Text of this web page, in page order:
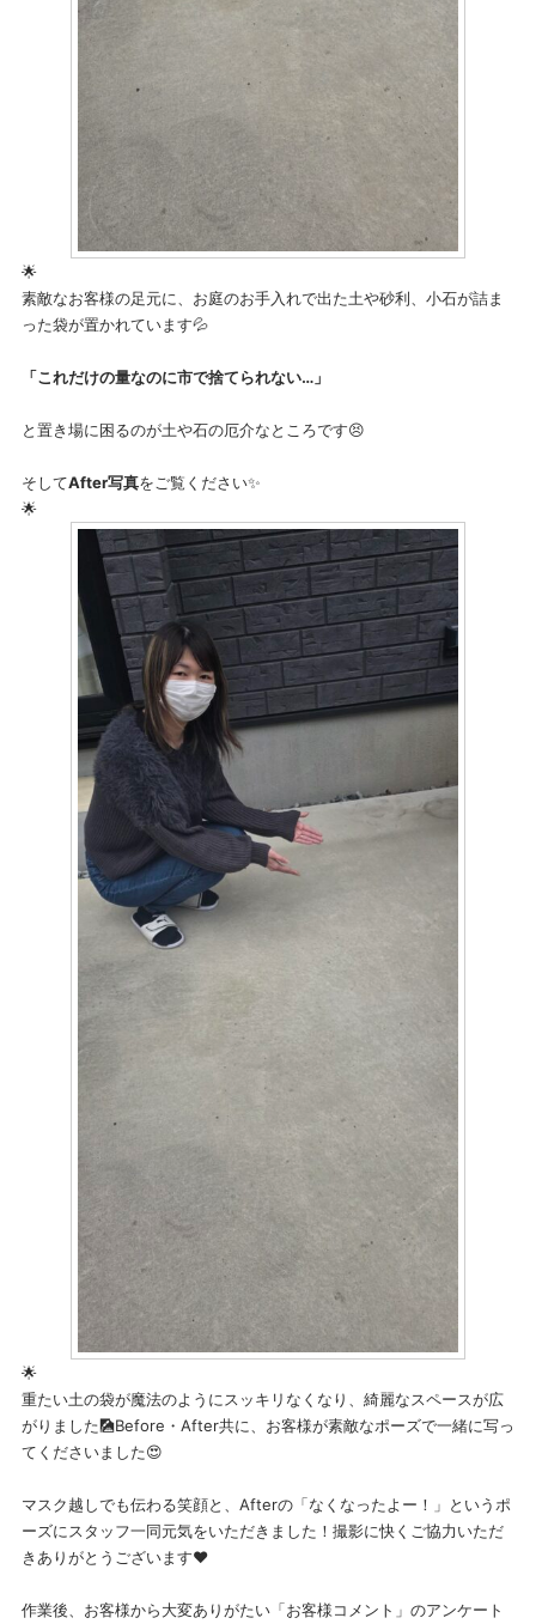
🌟
素敵なお客様の足元に、お庭のお手入れで出た土や砂利、小石が詰ま
った袋が置かれています💦
「これだけの量なのに市で捨てられない…」
と置き場に困るのが土や石の厄介なところです😣
そしてAfter写真をご覧ください✨
🌟
🌟
重たい土の袋が魔法のようにスッキリなくなり、綺麗なスペースが広
がりました🎑Before・After共に、お客様が素敵なポーズで一緒に写っ
てくださいました😍
マスク越しでも伝わる笑顔と、Afterの「なくなったよー！」というポ
ーズにスタッフ一同元気をいただきました！撮影に快くご協力いただ
きありがとうございます❤️
作業後、お客様から大変ありがたい「お客様コメント」のアンケート